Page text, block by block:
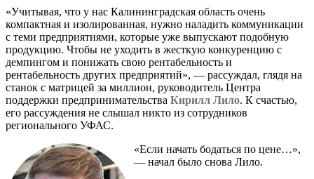
«Учитывая, что у нас Калининградская область очень
компактная и изолированная, нужно наладить коммуникации
с теми предприятиями, которые уже выпускают подобную
продукцию. Чтобы не уходить в жесткую конкуренцию с
демпингом и понижать свою рентабельность и
рентабельность других предприятий», — рассуждал, глядя на
станок с матрицей за миллион, руководитель Центра
поддержки предпринимательства Кирилл Лило. К счастью,
его рассуждения не слышал никто из сотрудников
регионального УФАС.
«Если начать бодаться по цене…»,
— начал было снова Лило.